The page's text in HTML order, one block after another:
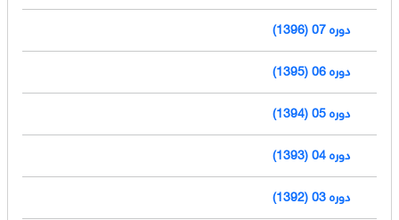
دوره 07 (1396)
دوره 06 (1395)
دوره 05 (1394)
دوره 04 (1393)
دوره 03 (1392)